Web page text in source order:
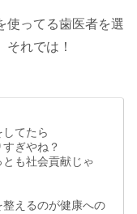
使ってる歯医者を選
れでは！
してたら
ぎやね？
とも社会貢献じゃ
整えるのが健康への